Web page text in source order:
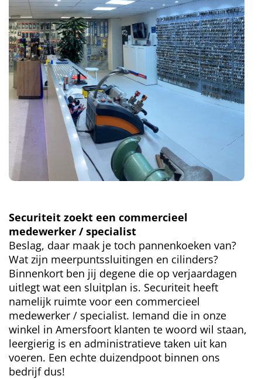
Securiteit zoekt een commercieel
medewerker / specialist
Beslag, daar maak je toch pannenkoeken van?
Wat zijn meerpuntssluitingen en cilinders?
Binnenkort ben jij degene die op verjaardagen
uitlegt wat een sluitplan is. Securiteit heeft
namelijk ruimte voor een commercieel
medewerker / specialist. Iemand die in onze
winkel in Amersfoort klanten te woord wil staan,
leergierig is en administratieve taken uit kan
voeren. Een echte duizendpoot binnen ons
bedrijf dus!